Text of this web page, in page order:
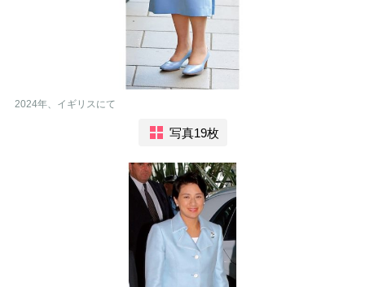
2024年、イギリスにて
写真19枚